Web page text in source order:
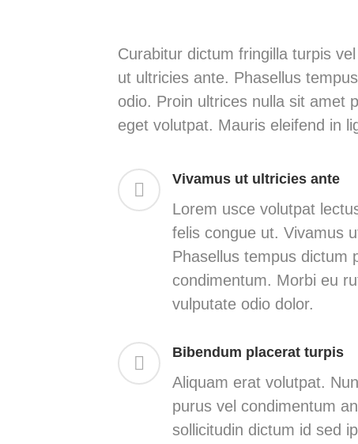
Curabitur dictum fringilla turpis
ut ultricies ante. Phasellus
odio. Proin ultrices nulla sit amet
eget volutpat. Mauris eleifend in
Vivamus ut ultricies ante
Lorem usce volutpat
felis congue ut. Vivamus
Phasellus tempus dictum
condimentum. Morbi eu
vulputate odio dolor.
Bibendum placerat turpis
Aliquam erat volutpat.
purus vel condimentum
sollicitudin dictum id sed